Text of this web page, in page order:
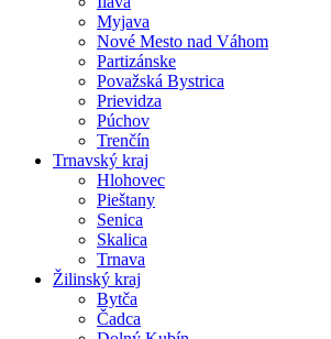
Myjava
Nové Mesto nad Váhom
Partizánske
Považská Bystrica
Prievidza
Púchov
Trenčín
Trnavský kraj
Hlohovec
Pieštany
Senica
Skalica
Trnava
Žilinský kraj
Bytča
Čadca